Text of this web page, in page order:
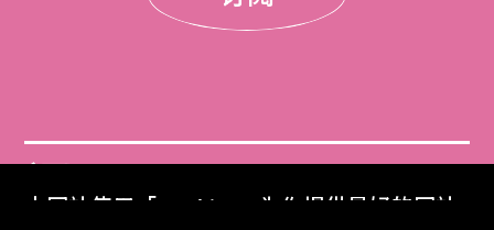
本网站使用「Cookies」为你提供最好的网站
门票